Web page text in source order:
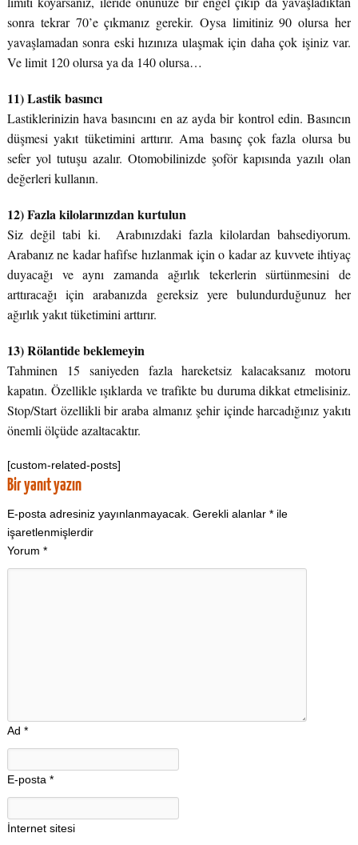
sonra tekrar 70’e çıkmanız gerekir. Oysa limitiniz 90 olursa her
yavaşlamadan sonra eski hızınıza ulaşmak için daha çok işiniz var.
Ve limit 120 olursa ya da 140 olursa…
11) Lastik basıncı
Lastiklerinizin hava basıncını en az ayda bir kontrol edin. Basıncın
düşmesi yakıt tüketimini arttırır. Ama basınç çok fazla olursa bu
sefer yol tutuşu azalır. Otomobilinizde şoför kapısında yazılı olan
değerleri kullanın.
12) Fazla kilolarınızdan kurtulun
Siz değil tabi ki. Arabınızdaki fazla kilolardan bahsediyorum.
Arabanız ne kadar hafifse hızlanmak için o kadar az kuvvete ihtiyaç
duyacağı ve aynı zamanda ağırlık tekerlerin sürtünmesini de
arttıracağı için arabanızda gereksiz yere bulundurduğunuz her
ağırlık yakıt tüketimini arttırır.
13) Rölantide beklemeyin
Tahminen 15 saniyeden fazla hareketsiz kalacaksanız motoru
kapatın. Özellikle ışıklarda ve trafikte bu duruma dikkat etmelisiniz.
Stop/Start özellikli bir araba almanız şehir içinde harcadığınız yakıtı
önemli ölçüde azaltacaktır.
[custom-related-posts]
Bir yanıt yazın
E-posta adresiniz yayınlanmayacak. Gerekli alanlar *ile
işaretlenmişlerdir
Yorum *
Ad *
E-posta *
İnternet sitesi